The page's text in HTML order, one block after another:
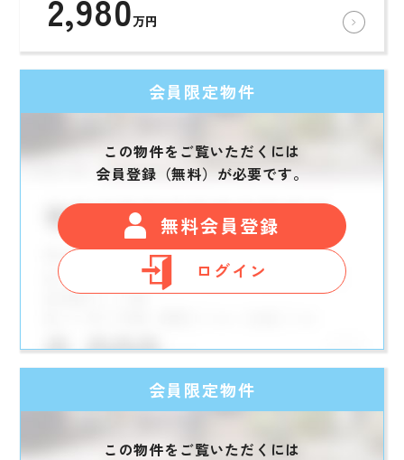
2,980万円
会員限定物件
この物件をご覧いただくには
会員登録（無料）が必要です。
無料会員登録
ログイン
会員限定物件
この物件をご覧いただくには